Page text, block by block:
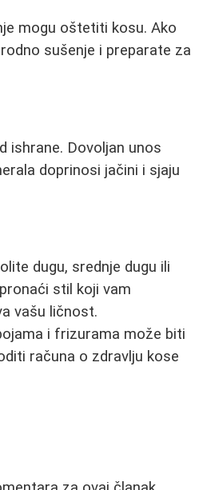
mogu oštetiti kosu. Ako
sušenje i preparate za
ishrane. Dovoljan unos
doprinosi jačini i sjaju
dugu, srednje dugu ili
stil koji vam
vašu ličnost.
i frizurama može biti
računa o zdravlju kose